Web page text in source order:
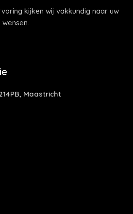
kijken wij vakkundig naar uw
Maastricht